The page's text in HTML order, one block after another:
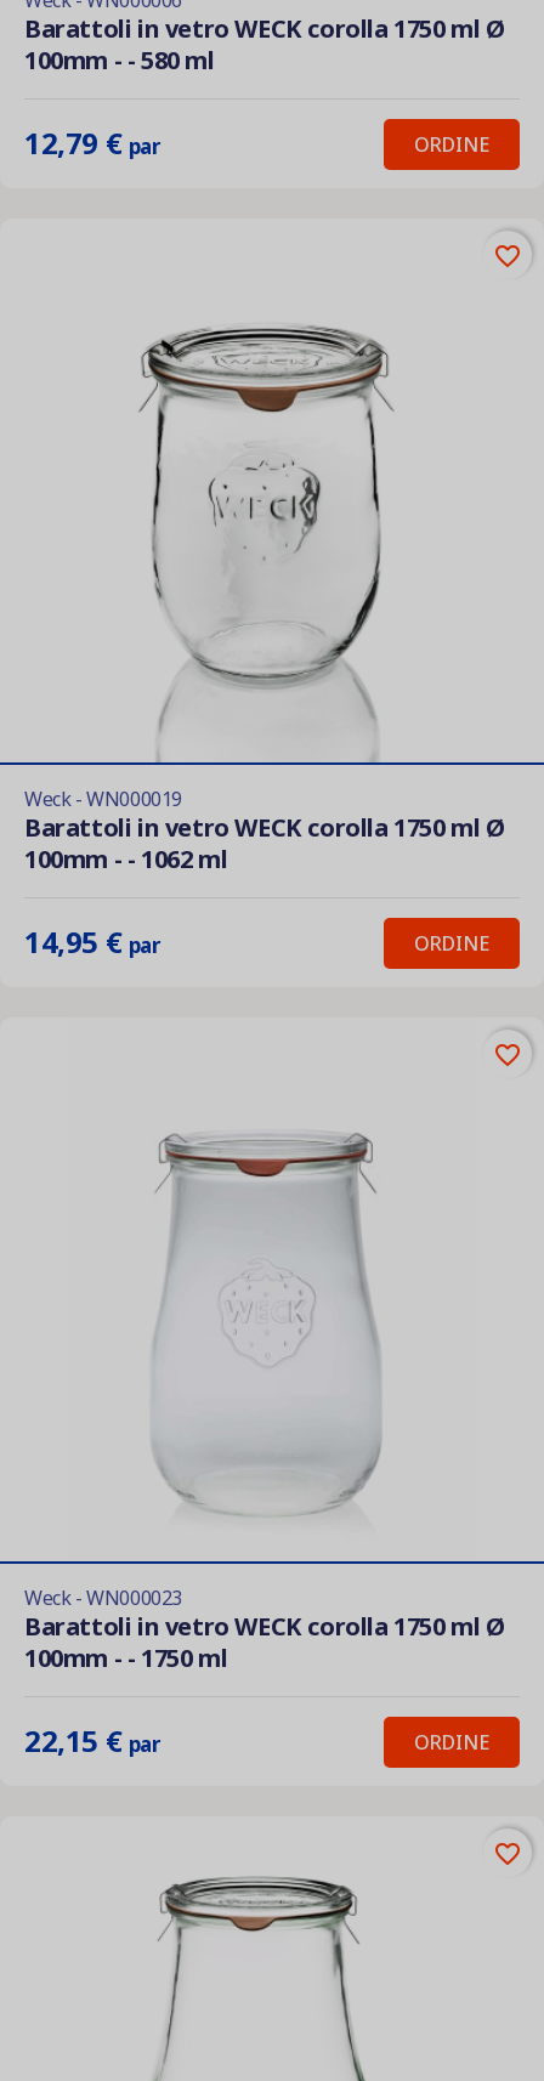
Barattoli in vetro WECK corolla 1750 ml Ø
100mm - - 580 ml
12,79 € par ORDINE
Weck - WN000019
Barattoli in vetro WECK corolla 1750 ml Ø
100mm - - 1062 ml
14,95 € par ORDINE
favorite_border
Weck - WN000023
Barattoli in vetro WECK corolla 1750 ml Ø
100mm - - 1750 ml
22,15 € par ORDINE
favorite_border
favorite_border